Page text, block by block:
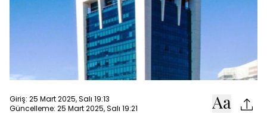
Giriş: 25 Mart 2025, Salı 19:13
Güncelleme: 25 Mart 2025, Salı 19:21